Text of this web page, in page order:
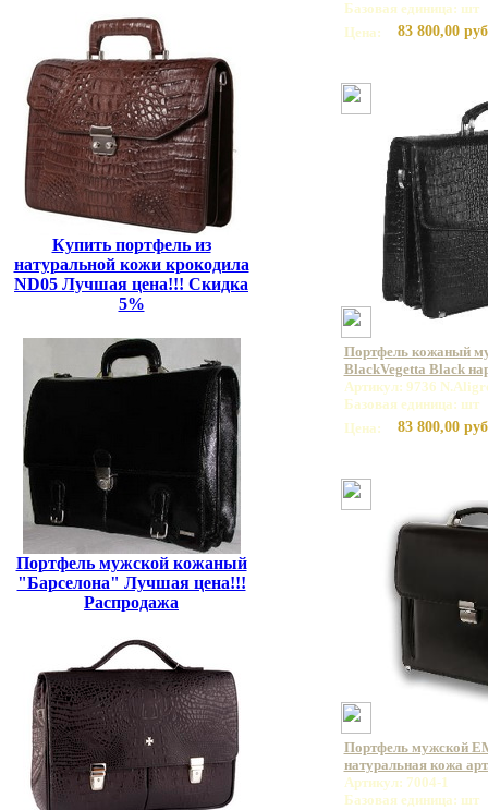
Купить портфель из
натуральной кожи крокодила
ND05 Лучшая цена!!! Скидка
5%
Портфель мужской кожаный
"Барселона" Лучшая цена!!!
Распродажа
Базовая единица: шт
Цена:
83 800,00
Портфель кожаный
BlackVegetta Black
Артикул: 9736
Базовая единица: шт
Цена:
83 800,00
Портфель мужской
натуральная кожа
Артикул: 7004-1
Базовая единица: шт